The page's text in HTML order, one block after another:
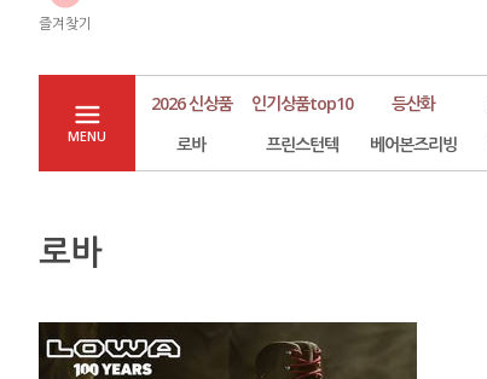
즐겨찾기
MENU
2026 신상품 인기상품top10 등산화
로바
프린스턴텍 베어본즈리빙
로바